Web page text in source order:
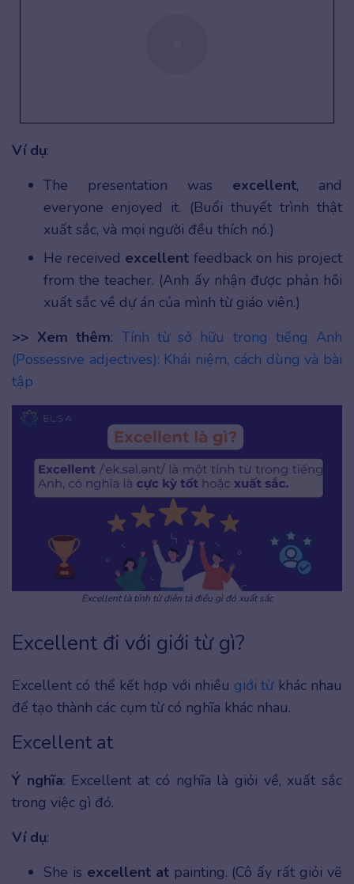
Ví dụ:
The presentation was excellent, and
everyone enjoyed it. (Buổi thuyết trình thật
xuất sắc, và mọi người đều thích nó.)
He received excellent feedback on his project
from the teacher. (Anh ấy nhận được phản hồi
xuất sắc về dự án của mình từ giáo viên.)
>> Xem thêm: Tính từ sở hữu trong tiếng Anh
(Possessive adjectives): Khái niệm, cách dùng và bài
tập
Excellent là tính từ diễn tả điều gì đó xuất sắc
Excellent đi với giới từ gì?
Excellent có thể kết hợp với nhiều giới từkhác nhau
để tạo thành các cụm từ có nghĩa khác nhau.
Excellent at
Ý nghĩa: Excellent at có nghĩa là giỏi về, xuất sắc
trong việc gì đó.
Ví dụ:
She is excellent atpainting. (Cô ấy rất giỏi vẽ